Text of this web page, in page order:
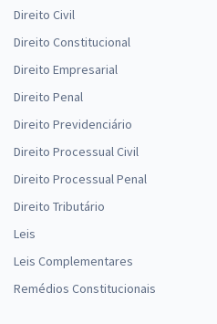
Direito Civil
Direito Constitucional
Direito Empresarial
Direito Penal
Direito Previdenciário
Direito Processual Civil
Direito Processual Penal
Direito Tributário
Leis
Leis Complementares
Remédios Constitucionais